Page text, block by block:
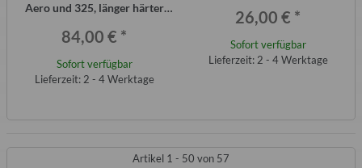
Aero und 325, länger härter
84,00 € *
Sofort verfügbar
Lieferzeit: 2 - 4 Werktage
26,00 € *
Sofort verfügbar
Lieferzeit: 2 - 4 Werktage
Artikel 1 - 50 von 57